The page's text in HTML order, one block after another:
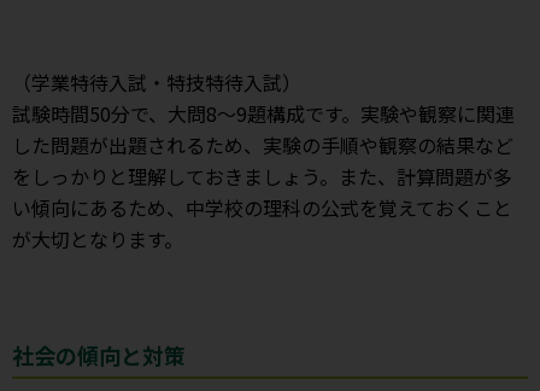
（学業特待入試・特技特待入試）
試験時間50分で、大問8～9題構成です。実験や観察に関連
した問題が出題されるため、実験の手順や観察の結果など
をしっかりと理解しておきましょう。また、計算問題が多
い傾向にあるため、中学校の理科の公式を覚えておくこと
が大切となります。
社会の傾向と対策